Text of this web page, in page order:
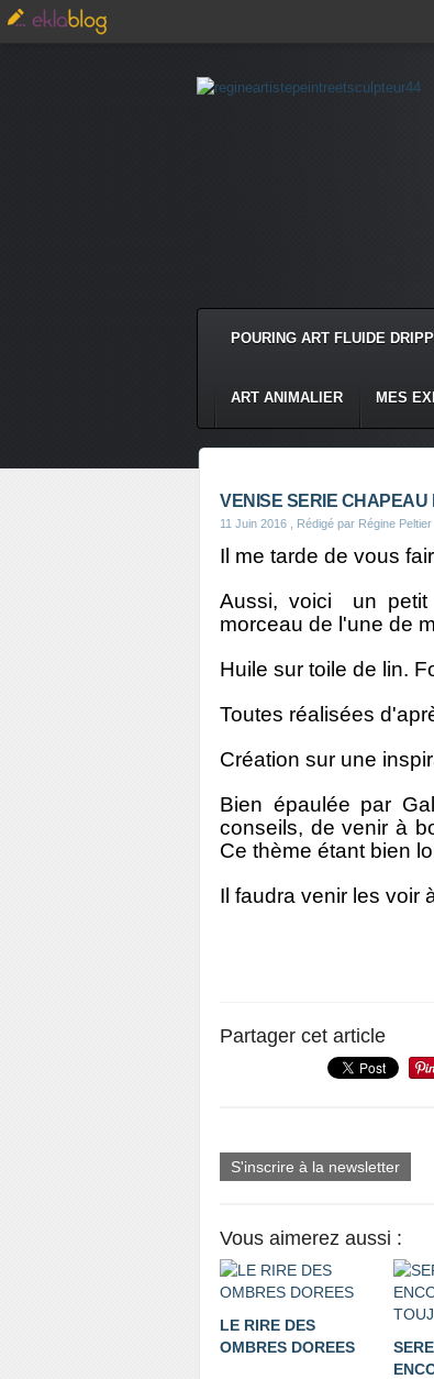
POURING ART FLUIDE
ART ANIMALIER MES
VENISE SERIE CHAPEAU
11 Juin 2016 , Rédigé par Régine Peltier
Il me tarde de vous
Aussi, voici un petit
morceau de l'une de
Huile sur toile de lin.
Toutes réalisées
Création sur une
Bien épaulée par
conseils, de venir à
Ce thème étant bien
Il faudra venir les voir
Partager cet article
S'inscrire à la newsletter
Vous aimerez aussi :
LE RIRE DES
OMBRES DOREES